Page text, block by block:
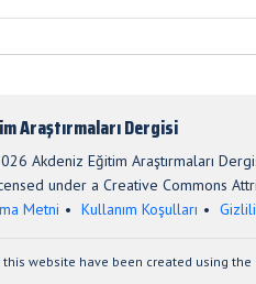
Araştırmaları Dergisi
Akdeniz Eğitim Araştırmaları
under a Creative Commons
Metni
Kullanım Koşulları
website have been created using the